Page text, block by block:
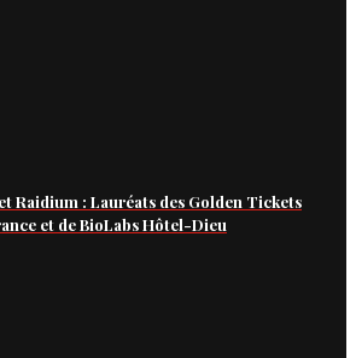
Raidium : Lauréats des Golden Tickets
et de BioLabs Hôtel-Dieu